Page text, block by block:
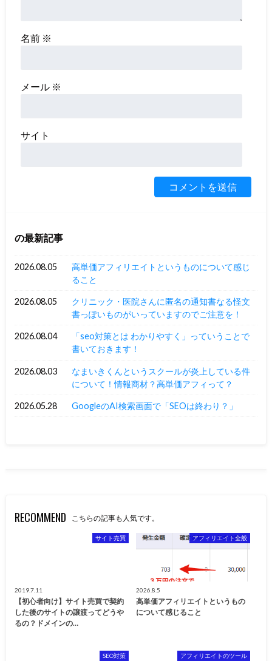
名前 ※
メール ※
サイト
の最新記事
2026.08.05
高単価アフィリエイトというものについて感じ
ること
2026.08.05
クリニック・医院さんに匿名の通知書なる怪文
書っぽいものがいっていますのでご注意を！
2026.08.04
「seo対策とは わかりやすく」っていうことで
書いておきます！
2026.08.03
なまいきくんというスクールが炎上している件
について！情報商材？高単価アフィって？
2026.05.28 GoogleのAI検索画面で「SEOは終わり？」
RECOMMEND こちらの記事も人気です。
サイト売買
2019.7.11
【初心者向け】サイト売買で契約
した後のサイトの譲渡ってどうや
るの？ドメインの…
アフィリエイト全般
2026.8.5
高単価アフィリエイトというもの
について感じること
SEO対策 アフィリエイトのツール